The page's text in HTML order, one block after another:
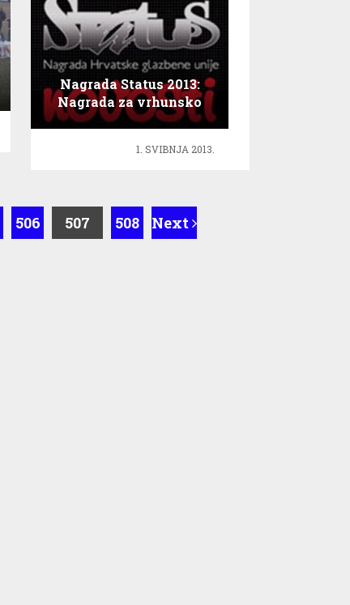
Nagrada Status 2013:
Nagrada za vrhunsko
umijeće i vještinu
1. SVIBNJA 2013.
506 507 508 Next